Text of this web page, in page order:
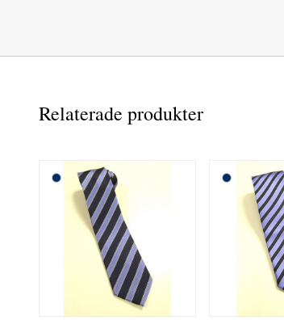
Relaterade produkter